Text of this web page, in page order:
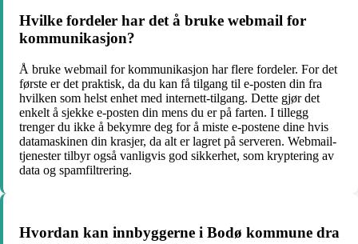
Hvilke fordeler har det å bruke webmail for
kommunikasjon?
Å bruke webmail for kommunikasjon har flere fordeler. For det
første er det praktisk, da du kan få tilgang til e-posten din fra
hvilken som helst enhet med internett-tilgang. Dette gjør det
enkelt å sjekke e-posten din mens du er på farten. I tillegg
trenger du ikke å bekymre deg for å miste e-postene dine hvis
datamaskinen din krasjer, da alt er lagret på serveren. Webmail-
tjenester tilbyr også vanligvis god sikkerhet, som kryptering av
data og spamfiltrering.
Hvordan kan innbyggerne i Bodø kommune dra